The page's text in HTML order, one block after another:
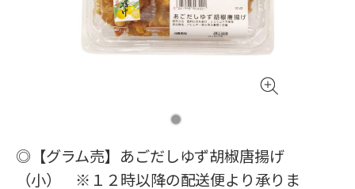
◎【グラム売】あごだしゆず胡椒唐揚げ
（小） ※１２時以降の配送便より承りま